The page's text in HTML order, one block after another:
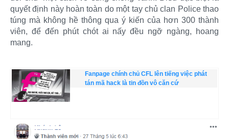
quyết định này hoàn toàn do một tay chủ clan Police thao
túng mà không hề thông qua ý kiến của hơn 300 thành
viên, để đến phút chót ai nấy đều ngỡ ngàng, hoang
mang.
Fanpage chính chủ CFL lên tiếng việc phát
tán mã hack là tin đồn vô căn cứ